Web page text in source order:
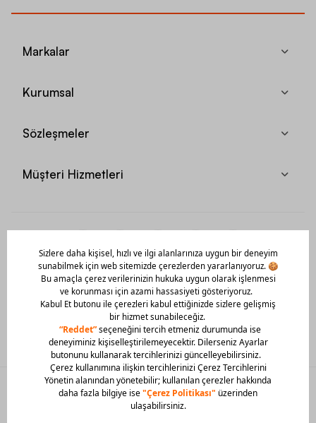
Markalar
Kurumsal
Sözleşmeler
Müşteri Hizmetleri
Mobil Uygulamamızı Hemen İndir!